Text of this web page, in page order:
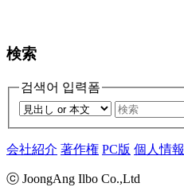
検索
검색어 입력폼
会社紹介 著作権 PC版 個人情報
ⓒ JoongAng Ilbo Co.,Ltd